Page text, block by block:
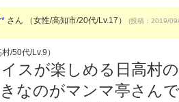
さん （女性/高知市/20代/Lv.17） (投稿：2019/
/50代/Lv.9）
スが楽しめる日高村
なのがマンマ亭さん